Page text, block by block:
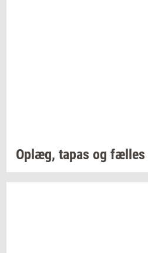
Oplæg, tapas og fæl­les